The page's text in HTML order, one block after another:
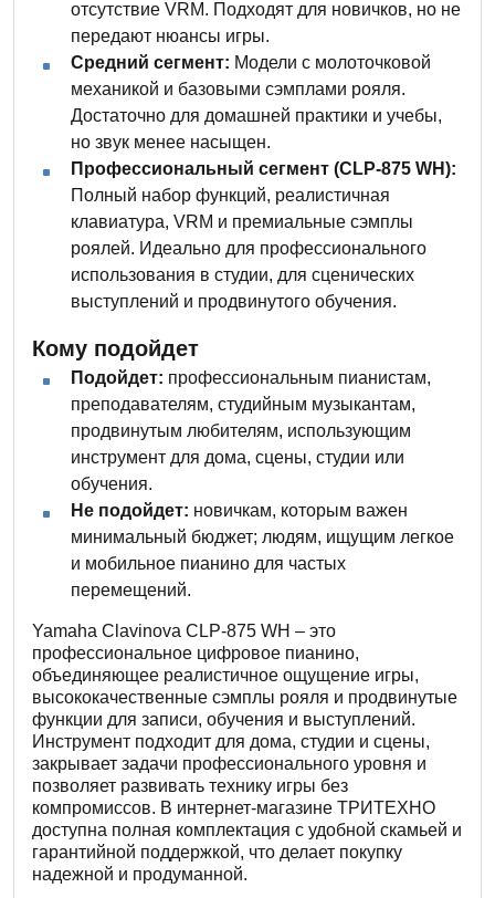
отсутствие VRM. Подходят для новичков, но не
передают нюансы игры.
Средний сегмент: Модели с молоточковой
механикой и базовыми сэмплами рояля.
Достаточно для домашней практики и учебы,
но звук менее насыщен.
Профессиональный сегмент (CLP-875 WH):
Полный набор функций, реалистичная
клавиатура, VRM и премиальные сэмплы
роялей. Идеально для профессионального
использования в студии, для сценических
выступлений и продвинутого обучения.
Кому подойдет
Подойдет: профессиональным пианистам,
преподавателям, студийным музыкантам,
продвинутым любителям, использующим
инструмент для дома, сцены, студии или
обучения.
Не подойдет: новичкам, которым важен
минимальный бюджет; людям, ищущим легкое
и мобильное пианино для частых
перемещений.
Yamaha Clavinova CLP-875 WH – это
профессиональное цифровое пианино,
объединяющее реалистичное ощущение игры,
высококачественные сэмплы рояля и продвинутые
функции для записи, обучения и выступлений.
Инструмент подходит для дома, студии и сцены,
закрывает задачи профессионального уровня и
позволяет развивать технику игры без
компромиссов. В интернет-магазине ТРИТЕХНО
доступна полная комплектация с удобной скамьей и
гарантийной поддержкой, что делает покупку
надежной и продуманной.